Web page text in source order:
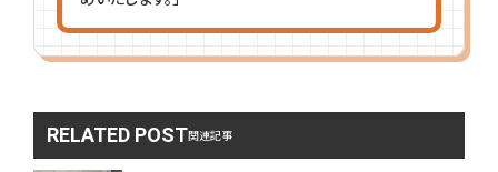
RELATED POST関連記事